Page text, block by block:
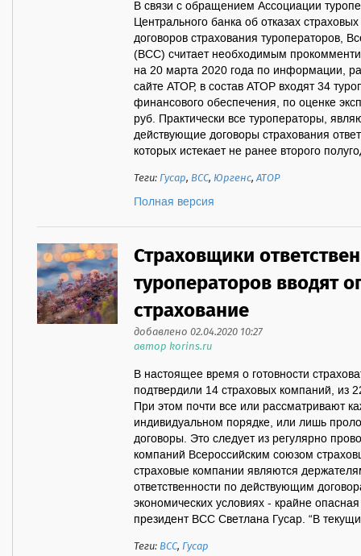
В связи с обращением Ассоциации
Центрального банка об отказах
договоров страхования туроператоров,
(ВСС) считает необходимым
на 20 марта 2020 года по информации,
сайте АТОР, в состав АТОР входят 34
финансового обеспечения, по оценке
руб. Практически все туроператоры,
действующие договоры страхования
которых истекает не ранее второго
Теги:Гусар, ВСС, Юргенс,АТОР
Полная версия
Страховщики
туроператоров вводят
страхование
добавлено 02.04.2020 10:27
автор korins.ru
В настоящее время о готовности
подтвердили 14 страховых компаний, из
При этом почти все или рассматривают
индивидуальном порядке, или лишь
договоры. Это следует из регулярно
компаний Всероссийским союзом
страховые компании являются
ответственности по действующим
экономических условиях - крайне
президент ВСС Светлана Гусар. “В
Теги:ВСС, Гусар